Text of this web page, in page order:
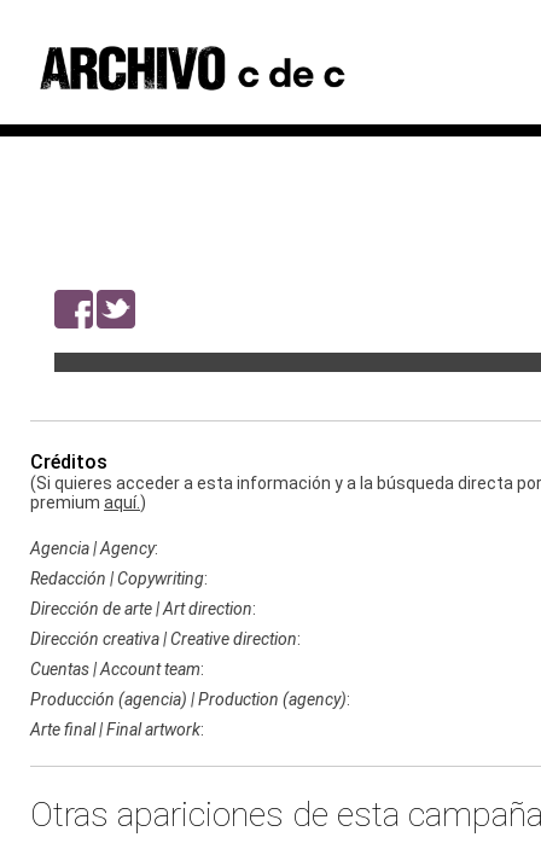
Créditos
(Si quieres acceder a esta información y a la búsqueda directa
premium aquí.)
Agencia | Agency:
Redacción | Copywriting:
Dirección de arte | Art direction:
Dirección creativa | Creative direction:
Cuentas | Account team:
Producción (agencia) | Production (agency):
Arte final | Final artwork:
Otras apariciones de esta